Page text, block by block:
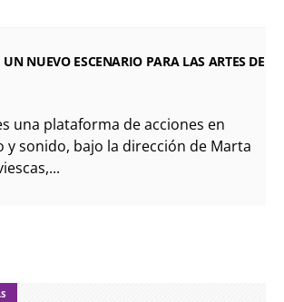
UN NUEVO ESCENARIO PARA LAS ARTES DE
una plataforma de acciones en
y sonido, bajo la dirección de Marta